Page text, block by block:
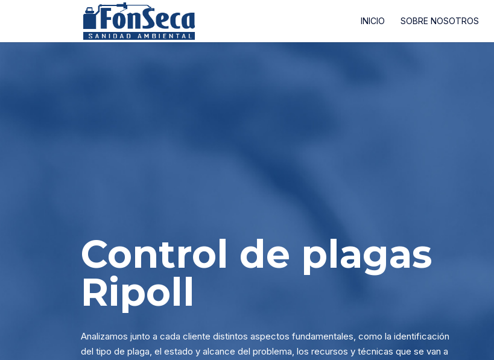
INICIO SOBRE NOSOTROS
Control de plagas
Ripoll
Analizamos junto a cada cliente distintos aspectos fundamentales, como la identificación
del tipo de plaga, el estado y alcance del problema, los recursos y técnicas que se van a